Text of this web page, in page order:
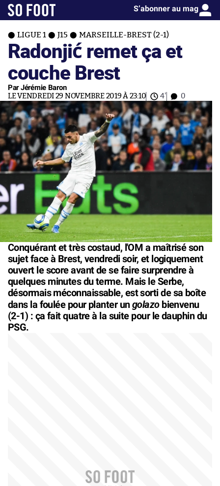
S’abonner au mag
LIGUE 1 J15 MARSEILLE-BREST (2-1)
Radonjić remet ça et
couche Brest
Par Jérémie Baron
LE VENDREDI 29 NOVEMBRE 2019 À 23:10 4' 0
Conquérant et très costaud, l'OM a maîtrisé son
sujet face à Brest, vendredi soir, et logiquement
ouvert le score avant de se faire surprendre à
quelques minutes du terme. Mais le Serbe,
désormais méconnaissable, est sorti de sa boîte
dans la foulée pour planter ungolazobienvenu
(2-1) : ça fait quatre à la suite pour le dauphin du
PSG.